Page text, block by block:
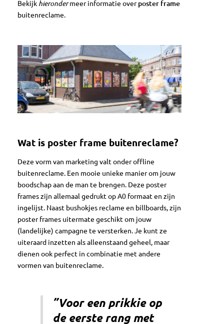
Bekijk hierondermeer informatie overposter frame
buitenreclame.
Wat is poster frame buitenreclame?
Deze vorm van marketing valt onder offline
buitenreclame. Een mooie unieke manier om jouw
boodschap aan de man te brengen. Deze poster
frames zijn allemaal gedrukt op A0 formaat en zijn
ingelijst. Naast bushokjes reclame en billboards, zijn
poster frames uitermate geschikt om jouw
(landelijke) campagne te versterken. Je kunt ze
uiteraard inzetten als alleenstaand geheel, maar
dienen ook perfect in combinatie met andere
vormen van buitenreclame.
”Voor een prikkie op
de eerste rang met